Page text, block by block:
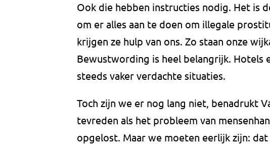
Ook die hebben instructies nodig. Het is
om er alles aan te doen om illegale
krijgen ze hulp van ons. Zo staan onze
Bewustwording is heel belangrijk. Hotels
steeds vaker verdachte situaties.
Toch zijn we er nog lang niet, benadrukt
tevreden als het probleem van
opgelost. Maar we moeten eerlijk zijn: